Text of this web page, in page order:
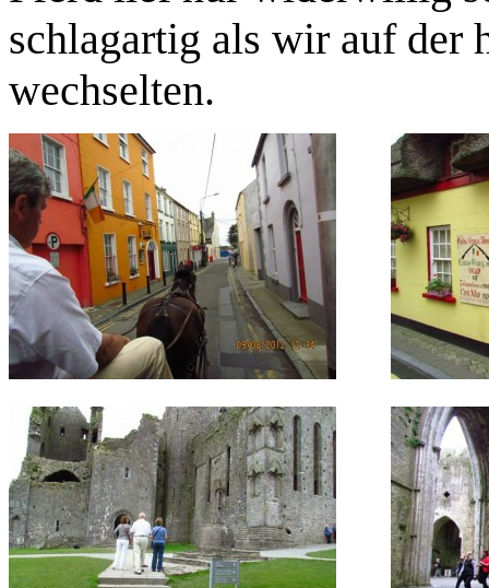
schlagartig als wir auf der
wechselten.